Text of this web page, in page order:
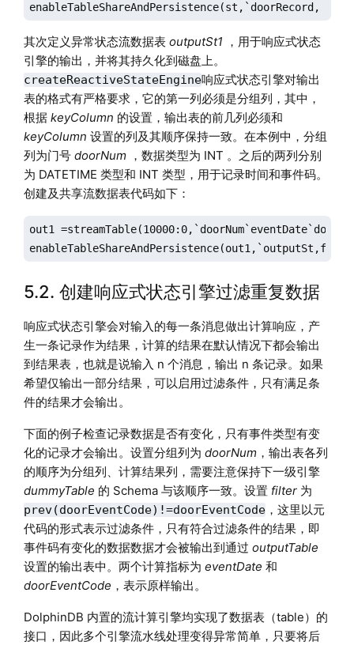
enableTableShareAndPersistence(st,`doorRecord,
其次定义异常状态流数据表 outputSt1 ，用于响应式状态
引擎的输出，并将其持久化到磁盘上。
createReactiveStateEngine响应式状态引擎对输出
表的格式有严格要求，它的第一列必须是分组列，其中，
根据 keyColumn 的设置，输出表的前几列必须和
keyColumn 设置的列及其顺序保持一致。在本例中，分组
列为门号 doorNum，数据类型为 INT 。之后的两列分别
为 DATETIME 类型和 INT 类型，用于记录时间和事件码。
创建及共享流数据表代码如下：
out1
5.2. 创建响应式状态引擎过滤重复数据
响应式状态引擎会对输入的每一条消息做出计算响应，产
生一条记录作为结果，计算的结果在默认情况下都会输出
到结果表，也就是说输入 n 个消息，输出 n 条记录。如果
希望仅输出一部分结果，可以启用过滤条件，只有满足条
件的结果才会输出。
下面的例子检查记录数据是否有变化，只有事件类型有变
化的记录才会输出。设置分组列为 doorNum，输出表各列
的顺序为分组列、计算结果列，需要注意保持下一级引擎
dummyTable 的 Schema 与该顺序一致。设置 filter为
prev(doorEventCode)!=doorEventCode，这里以元
代码的形式表示过滤条件，只有符合过滤条件的结果，即
事件码有变化的数据数据才会被输出到通过 outputTable
设置的输出表中。两个计算指标为 eventDate 和
doorEventCode ，表示原样输出。
DolphinDB 内置的流计算引擎均实现了数据表（table）的
接口，因此多个引擎流水线处理变得异常简单，只要将后